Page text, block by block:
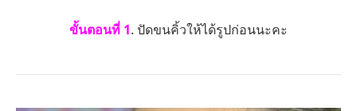
ขั้นตอนที่ 1. ปัดขนคิ้วให้ได้รูปก่อนนะคะ